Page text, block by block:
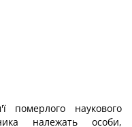
померлого наукового
належать особи,